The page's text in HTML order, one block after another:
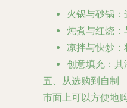
火锅与砂锅
炖煮与红烧
凉拌与快炒
创意填充 ：
五、从选购到自制
市面上可以方便地